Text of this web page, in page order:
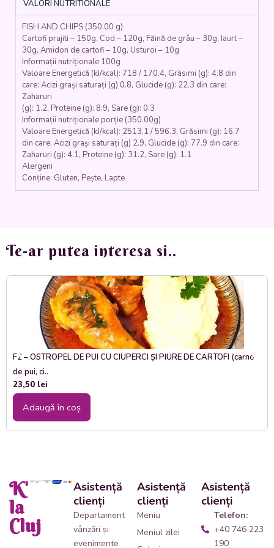
dippers,
usturoi)
350gr.
VALORI NUTRITIONALE
FISH AND CHIPS (350.00 g)
Cartofi prajiti – 150g, Cod – 120g, Făină de grâu – 30g, Iaurt –
30g, Amidon de cartofi – 10g, Usturoi – 10g
Informații nutriționale 100g
Valoare Energetică (kJ/kcal): 718 / 170.4, Grăsimi (g): 4.8 din
care: Acizi grași saturați (g) 0.8, Glucide (g): 22.3 din care:
Zaharuri
(g): 1.2, Proteine (g): 8.9, Sare (g): 0.3
Informații nutriționale porție (350.00g)
Valoare Energetică (kJ/kcal): 2513.1 / 596.3, Grăsimi (g): 16.7
din care: Acizi grași saturați (g) 2.9, Glucide (g): 77.9 din care:
Zaharuri (g): 4.1, Proteine (g): 31.2, Sare (g): 1.1
Alergeni
Conține: Gluten, Pește, Lapte
Te-ar putea interesa si..
F2 – OSTROPEL DE PUI CU CIUPERCI ȘI PIURE DE CARTOFI (carne
de pui, ci..
23,50 lei
Adaugă în coș
K'
la
Cluj
Asistență
clienți
Departament
vânzări și
evenimente
Asistență
clienți
Meniu
Meniul zilei
Asistență
clienți
Telefon:
+40 746 223
190